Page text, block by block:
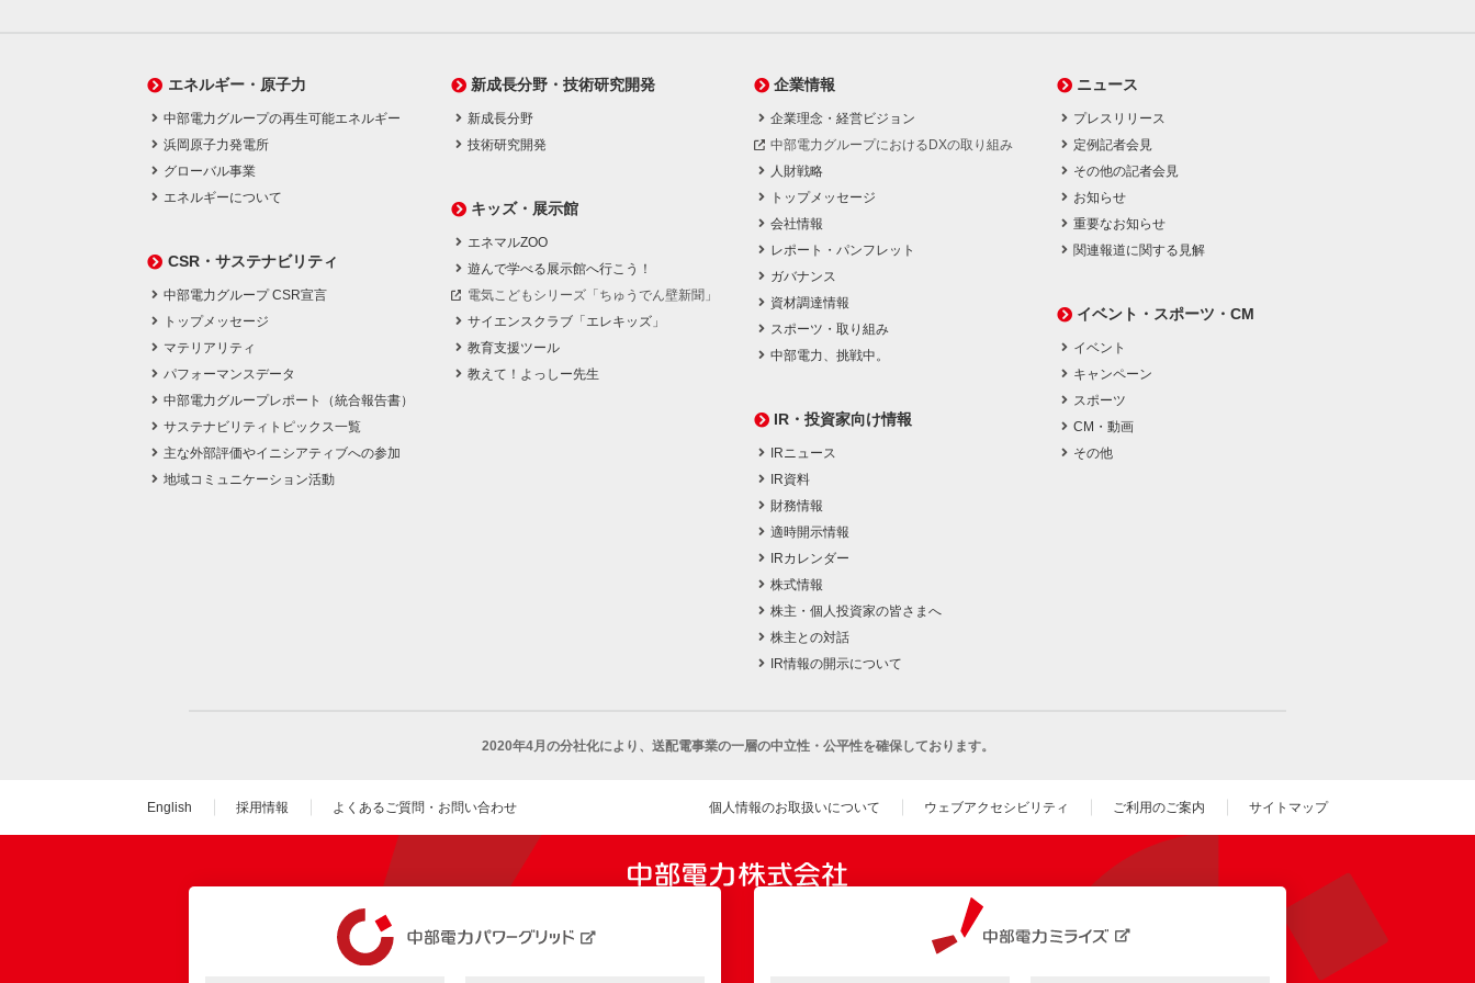
エネルギー・原子力
中部電力グループの再生可能エネルギー
浜岡原子力発電所
グローバル事業
エネルギーについて
CSR・サステナビリティ
中部電力グループ CSR宣言
トップメッセージ
マテリアリティ
パフォーマンスデータ
中部電力グループレポート（統合報告書）
サステナビリティトピックス一覧
主な外部評価やイニシアティブへの参加
地域コミュニケーション活動
新成長分野・技術研究開発
新成長分野
技術研究開発
キッズ・展示館
エネマルZOO
遊んで学べる展示館へ行こう！
電気こどもシリーズ「ちゅうでん壁新聞」
サイエンスクラブ「エレキッズ」
教育支援ツール
教えて！よっしー先生
企業情報
企業理念・経営ビジョン
中部電力グループにおけるDXの取り組み
人財戦略
トップメッセージ
会社情報
レポート・パンフレット
ガバナンス
資材調達情報
スポーツ・取り組み
中部電力、挑戦中。
IR・投資家向け情報
IRニュース
IR資料
財務情報
適時開示情報
IRカレンダー
株式情報
株主・個人投資家の皆さまへ
株主との対話
IR情報の開示について
ニュース
プレスリリース
定例記者会見
その他の記者会見
お知らせ
重要なお知らせ
関連報道に関する見解
イベント・スポーツ・CM
イベント
キャンペーン
スポーツ
CM・動画
その他
2020年4月の分社化により、 送配電事業の一層の中立性・公平性を確保しております。
English 採用情報 よくあるご質問・お問い合わせ 個人情報のお取扱いについて ウェブアクセシビリティ ご利用のご案内 サイトマップ